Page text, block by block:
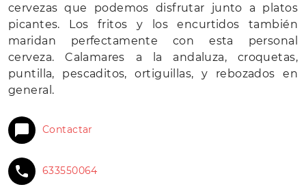
cervezas que podemos disfrutar junto a platos
picantes. Los fritos y los encurtidos también
maridan perfectamente con esta personal
cerveza. Calamares a la andaluza, croquetas,
puntilla, pescaditos, ortiguillas, y rebozados en
general.
Contactar
633550064